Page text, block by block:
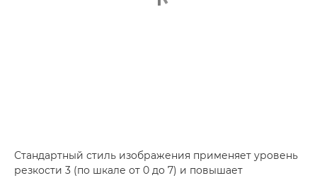
Стандартный стиль изображения применяет уровень
резкости 3 (по шкале от 0 до 7) и повышает